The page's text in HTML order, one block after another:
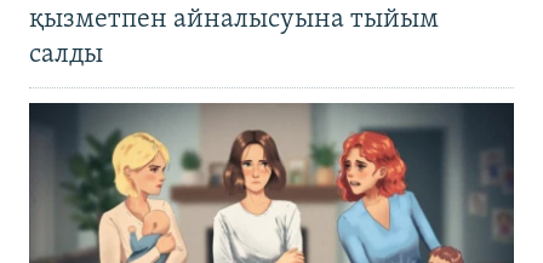
қызметпен айналысуына тыйым
салды